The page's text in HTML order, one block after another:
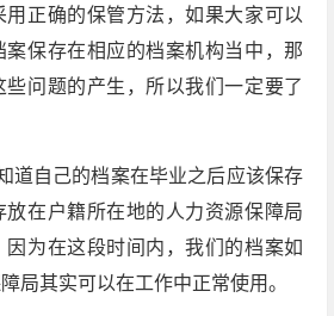
正确的保管方法，如果大家可以
案保存在相应的档案机构当中，那
问题的产生，所以我们一定要了
道自己的档案在毕业之后应该保存
在户籍所在地的人力资源保障局
为在这段时间内，我们的档案如
局其实可以在工作中正常使用。